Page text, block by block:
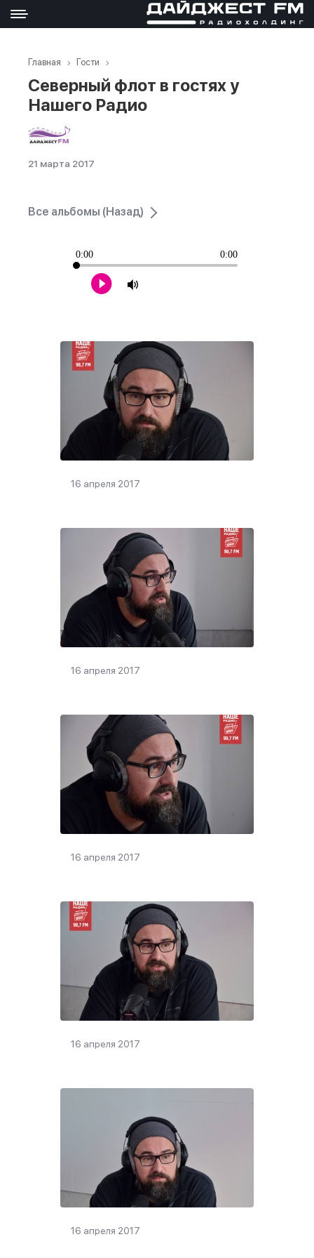
Главная Гости
Северный флот в гостях у
Нашего Радио
21 марта 2017
Все альбомы (Назад)
0:00 0:00
16 апреля 2017
16 апреля 2017
16 апреля 2017
16 апреля 2017
16 апреля 2017